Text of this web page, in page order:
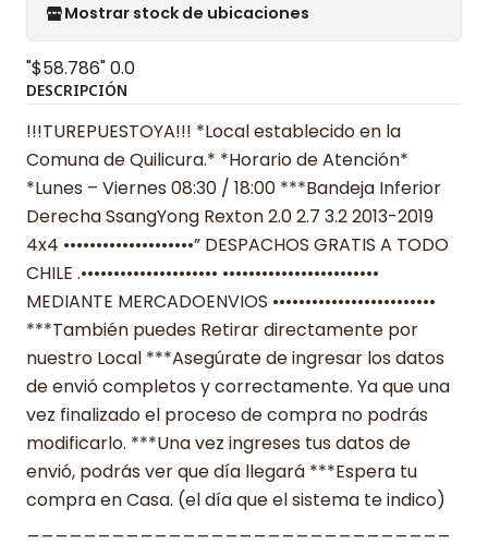
Mostrar stock de ubicaciones
"$58.786"0.0
DESCRIPCIÓN
!!!TUREPUESTOYA!!! *Local establecido en la
Comuna de Quilicura.* *Horario de Atención*
*Lunes – Viernes 08:30 / 18:00 ***Bandeja Inferior
Derecha SsangYong Rexton 2.0 2.7 3.2 2013-2019
4x4 ••••••••••••••••••••” DESPACHOS GRATIS A TODO
CHILE .••••••••••••••••••••• ••••••••••••••••••••••••
MEDIANTE MERCADOENVIOS •••••••••••••••••••••••••
***También puedes Retirar directamente por
nuestro Local ***Asegúrate de ingresar los datos
de envió completos y correctamente. Ya que una
vez finalizado el proceso de compra no podrás
modificarlo. ***Una vez ingreses tus datos de
envió, podrás ver que día llegará ***Espera tu
compra en Casa. (el día que el sistema te indico)